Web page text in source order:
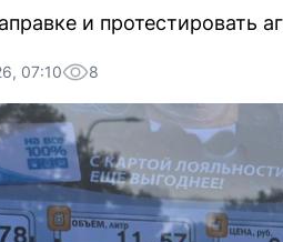
и протестировать
07:10 8